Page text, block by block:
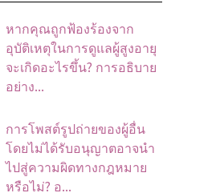
หากคุณถูกฟ้องร้องจาก
อุบัติเหตุในการดูแลผู้สูงอายุ
จะเกิดอะไรขึ้น? การอธิบาย
อย่าง...
การโพสต์รูปถ่ายของผู้อื่น
โดยไม่ได้รับอนุญาตอาจนํา
ไปสู่ความผิดทางกฎหมาย
หรือไม่? อ...